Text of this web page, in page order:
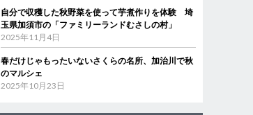
自分で収穫した秋野菜を使って芋煮作りを体験 埼
玉県加須市の「ファミリーランドむさしの村」
2025年11月4日
春だけじゃもったいないさくらの名所、加治川で秋
のマルシェ
2025年10月23日